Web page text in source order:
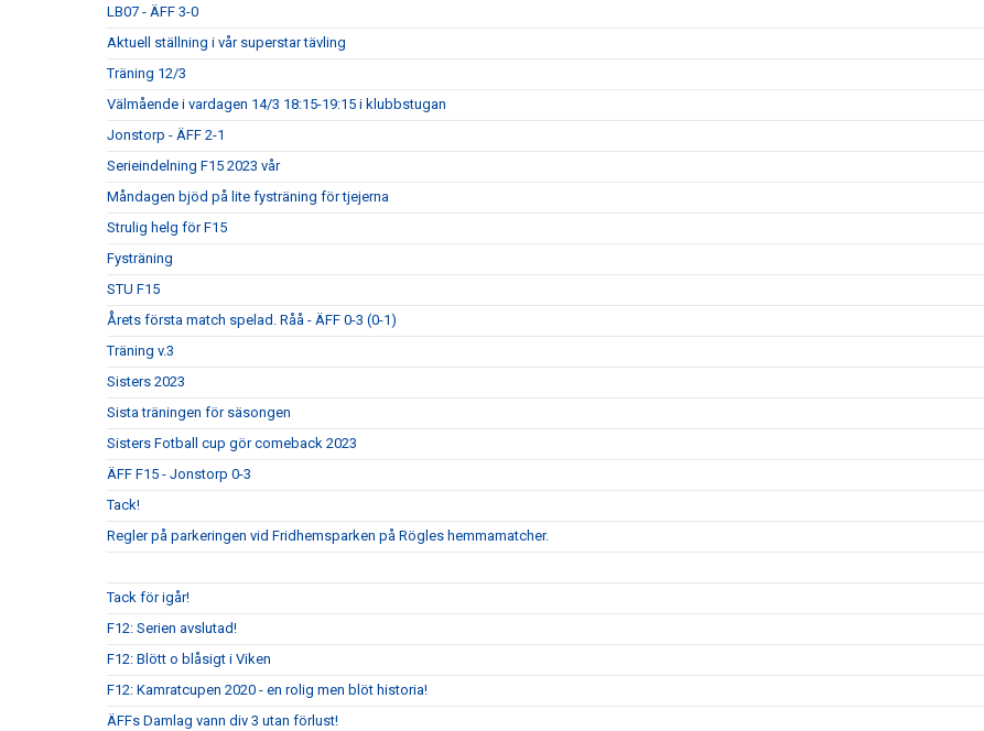
LB07 - ÄFF 3-0
Aktuell ställning i vår superstar tävling
Träning 12/3
Välmående i vardagen 14/3 18:15-19:15 i klubbstugan
Jonstorp - ÄFF 2-1
Serieindelning F15 2023 vår
Måndagen bjöd på lite fysträning för tjejerna
Strulig helg för F15
Fysträning
STU F15
Årets första match spelad. Råå - ÄFF 0-3 (0-1)
Träning v.3
Sisters 2023
Sista träningen för säsongen
Sisters Fotball cup gör comeback 2023
ÄFF F15 - Jonstorp 0-3
Tack!
Regler på parkeringen vid Fridhemsparken på Rögles hemmamatcher.
Tack för igår!
F12: Serien avslutad!
F12: Blött o blåsigt i Viken
F12: Kamratcupen 2020 - en rolig men blöt historia!
ÄFFs Damlag vann div 3 utan förlust!